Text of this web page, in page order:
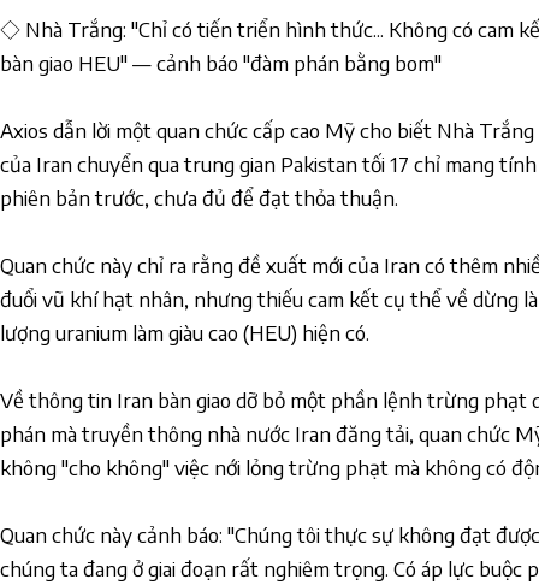
◇ Nhà Trắng: "Chỉ có tiến triển hình thức... Không có cam
bàn giao HEU" — cảnh báo "đàm phán bằng bom"
Axios dẫn lời một quan chức cấp cao Mỹ cho biết Nhà
của Iran chuyển qua trung gian Pakistan tối 17 chỉ mang
phiên bản trước, chưa đủ để đạt thỏa thuận.
Quan chức này chỉ ra rằng đề xuất mới của Iran có thêm
đuổi vũ khí hạt nhân, nhưng thiếu cam kết cụ thể về dừng
lượng uranium làm giàu cao (HEU) hiện có.
Về thông tin Iran bàn giao dỡ bỏ một phần lệnh trừng phạt
phán mà truyền thông nhà nước Iran đăng tải, quan chức
không "cho không" việc nới lỏng trừng phạt mà không có
Quan chức này cảnh báo: "Chúng tôi thực sự không đạt
chúng ta đang ở giai đoạn rất nghiêm trọng. Có áp lực buộc